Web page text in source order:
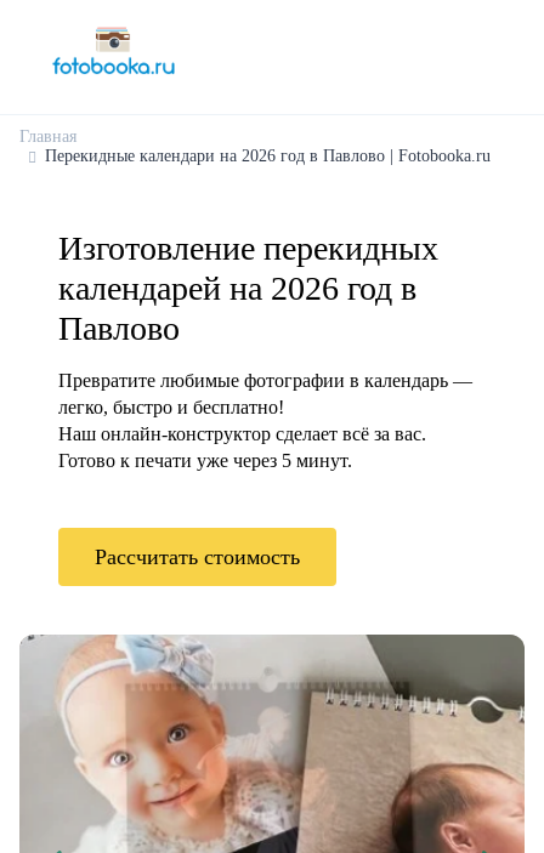
Главная
Перекидные календари на 2026 год в Павлово | Fotobooka.ru
Изготовление перекидных
календарей на 2026 год в
Павлово
Превратите любимые фотографии в календарь —
легко, быстро и бесплатно!
Наш онлайн-конструктор сделает всё за вас.
Готово к печати уже через 5 минут.
Рассчитать стоимость